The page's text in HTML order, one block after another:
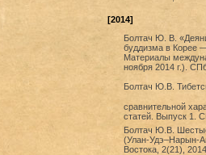
[2014]
Болтач Ю. В.
буддизма в Корее
Материалы
ноября 2014 г.).
Болтач Ю.В.
сравнительной
статей. Выпуск 1.
Болтач Ю.В.
(Улан-Удэ–Нарын-
Востока, 2(21),